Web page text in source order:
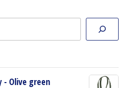
- Olive green